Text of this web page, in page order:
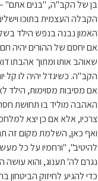
בן של הקב"ה, "בנים אתם" –
הקבלה העצמית בתוכו
האמון נבנה בנפש הילד
אם יחסם של ההורים יהיה חם,
שאוהב אותו ומתוך אהבתו
הקב"ה. כשיגדל יהיה לו קל
אם מסיבות מסוימות, הילד
האהבה מוליד בו תחושת
צרכיו, אלא אם כן יצא
ואף כאן, השלמת מקום זה
להיטיב", "ורחמיו על כל
נגרם לה' תענוג, והוא
כדי להגיע לחיזוק הביטחון